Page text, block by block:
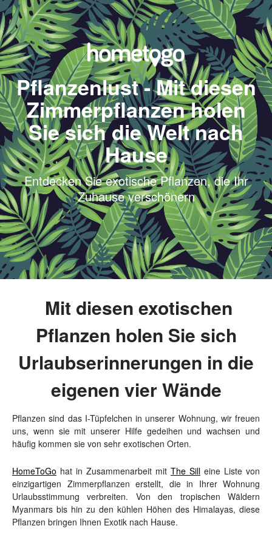
Pflanzenlust - Mit diesen
Zimmerpflanzen holen
Sie sich die Welt nach
Hause
Entdecken Sie exotische Pflanzen, die Ihr
Zuhause verschönern
Mit diesen exotischen
Pflanzen holen Sie sich
Urlaubserinnerungen in die
eigenen vier Wände
Pflanzen sind das I-Tüpfelchen in unserer Wohnung, wir freuen
uns, wenn sie mit unserer Hilfe gedeihen und wachsen und
häufig kommen sie von sehr exotischen Orten.
HomeToGo hat in Zusammenarbeit mit The Sill eine Liste von
einzigartigen Zimmerpflanzen erstellt, die in Ihrer Wohnung
Urlaubsstimmung verbreiten. Von den tropischen Wäldern
Myanmars bis hin zu den kühlen Höhen des Himalayas, diese
Pflanzen bringen Ihnen Exotik nach Hause.